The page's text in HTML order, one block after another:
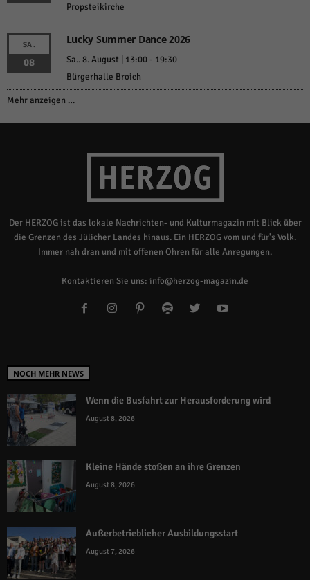
Propsteikirche
SA.
08
Lucky Summer Dance 2026
Sa.. 8. August | 13:00- 19:30
Bürgerhalle Broich
Mehr anzeigen …
Der HERZOG ist das lokale Nachrichten- und Kulturmagazin mit Blick über
die Grenzen des Jülicher Landes hinaus. Ein HERZOG vom und für's Volk.
Immer nah dran und mit offenen Ohren für alle Anregungen.
Kontaktieren Sie uns: info@herzog-magazin.de
NOCH MEHR NEWS
Wenn die Busfahrt zur Herausforderung wird
August 8, 2026
Kleine Hände stoßen an ihre Grenzen
August 8, 2026
Außerbetrieblicher Ausbildungsstart
August 7, 2026